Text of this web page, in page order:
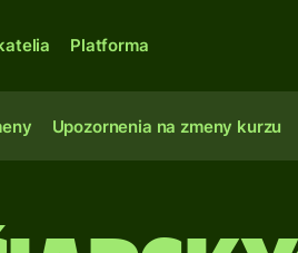
Platforma
Upozornenia na zmeny kurzu